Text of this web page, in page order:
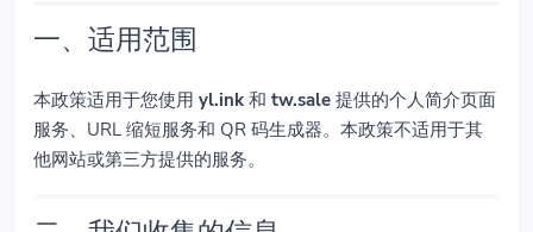
一、适用范围
本政策适用于您使用 yl.ink 和 tw.sale 提供的个人简介页面
服务、URL 缩短服务和 QR 码生成器。本政策不适用于其
他网站或第三方提供的服务。